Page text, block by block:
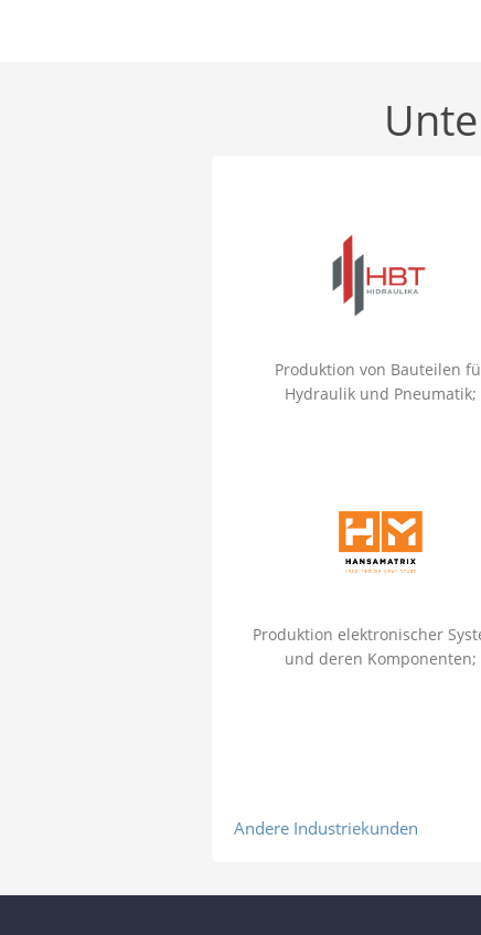
Produktion von Bauteilen
Hydraulik und Pneumatik;
Produktion elektronischer
und deren Komponenten;
Andere Industriekunden